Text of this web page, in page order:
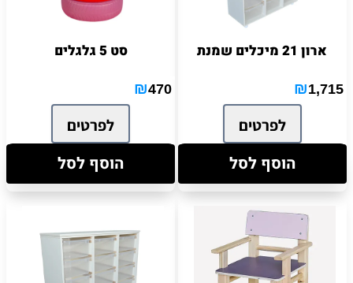
ארון 21 מיכלים שמנת
₪1,715
לפרטים
הוסף לסל
סט 5 גלגלים
₪470
לפרטים
הוסף לסל